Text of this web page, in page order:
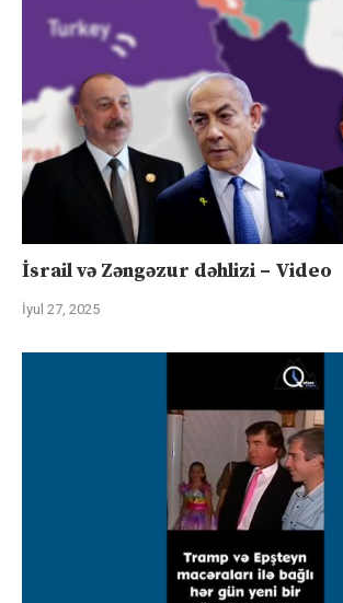
İsrail və Zəngəzur dəhlizi – Video
İyul 27, 2025